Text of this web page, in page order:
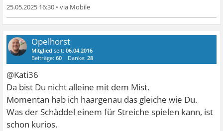
25.05.2025 16:30 •
Opelhorst
Mitglied seit:06.04.2016
Beiträge:60 Danke:28
@Kati36
Da bist Du nicht alleine mit dem Mist.
Momentan hab ich haargenau das gleiche wie Du.
Was der Schäddel einem für Streiche spielen kann, ist
schon kurios.